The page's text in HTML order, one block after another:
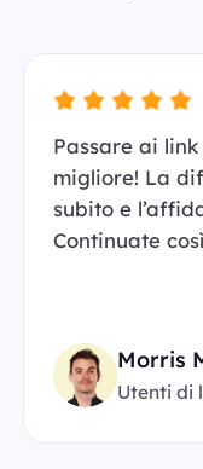
Passare ai
migliore! La
subito e
Continuate
Morris
Utenti di